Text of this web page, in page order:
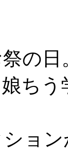
の日
ちう
ョ